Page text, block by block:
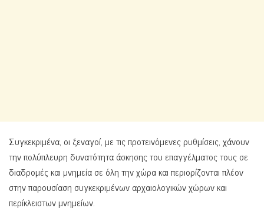
Συγκεκριμένα, οι ξεναγοί, με τις προτεινόμενες ρυθμίσεις, χάνουν
την πολύπλευρη δυνατότητα άσκησης του επαγγέλματος τους σε
διαδρομές και μνημεία σε όλη την χώρα και περιορίζονται πλέον
στην παρουσίαση συγκεκριμένων αρχαιολογικών χώρων και
περίκλειστων μνημείων.